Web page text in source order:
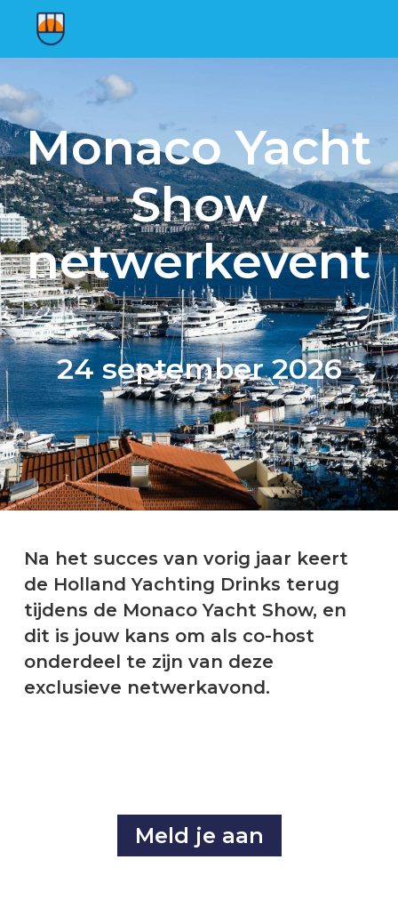
Monaco Yacht
Show
netwerkevent
24 september 2026
Na het succes van vorig jaar keert
de Holland Yachting Drinks terug
tijdens de Monaco Yacht Show, en
dit is jouw kans om als co-host
onderdeel te zijn van deze
exclusieve netwerkavond.
Meld je aan